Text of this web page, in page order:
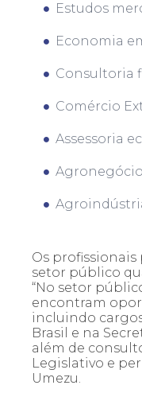
Estudos
Economia
Consultoria
Comércio
Assessoria
Os
setor público
“No setor
encontram
incluindo
Brasil e na
além de
Legislativo e
Umezu.